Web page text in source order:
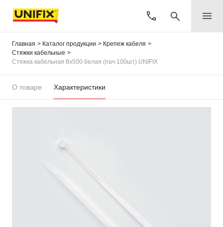
Главная Каталог продукции
Крепеж кабеля
Стяжки кабельные
Стяжка кабельная 8х500 белая (пач 100шт) UNIFIX
О товаре Характеристики